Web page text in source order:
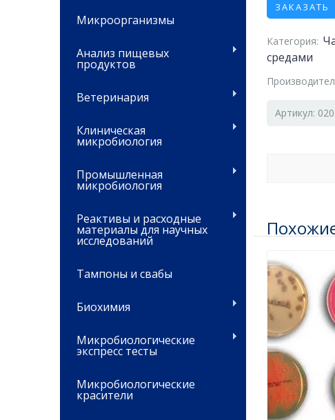
Микроорганизмы
Анализ пищевых
продуктов
Ветеринария
Клиническая
микробиология
Промышленная
микробиология
Реактивы и расходные
материалы для научных
исследований
Тампоны и свабы
Биохимия
Микробиологические
экспресс тесты
Микробиологические
красители
ЗАКАЗАТЬ
Категория:
средами
Артикул: